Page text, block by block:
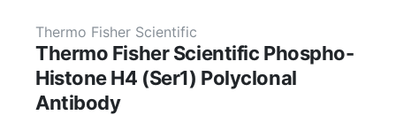
Thermo Fisher Scientific
Thermo Fisher Scientific Phospho-
Histone H4 (Ser1) Polyclonal
Antibody